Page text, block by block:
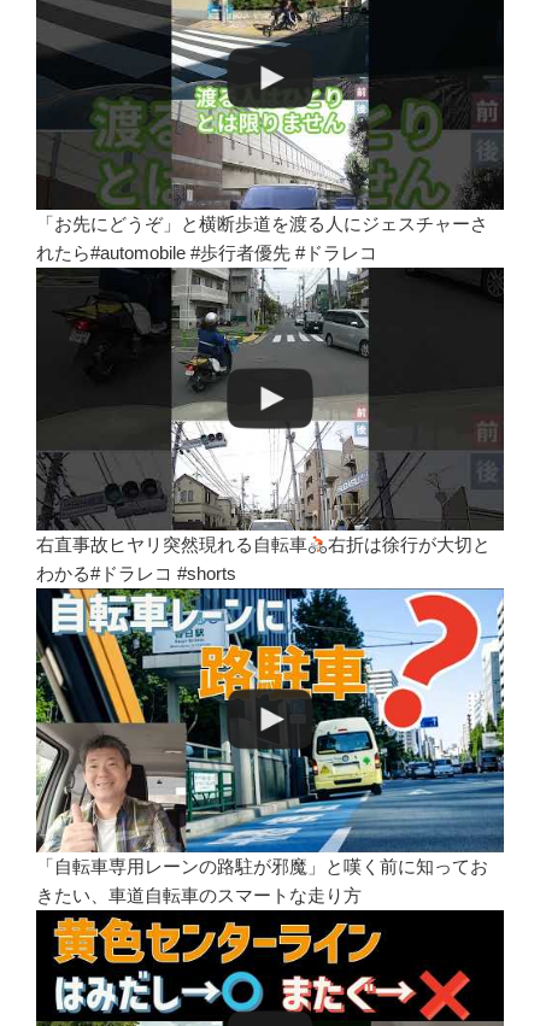
「お先にどうぞ」と横断歩道を渡る人にジェスチャーさ
れたら#automobile #歩行者優先 #ドラレコ
右直事故ヒヤリ突然現れる自転車
右折は徐行が大切と
わかる#ドラレコ #shorts
「自転車専用レーンの路駐が邪魔」と嘆く前に知ってお
きたい、車道自転車のスマートな走り方